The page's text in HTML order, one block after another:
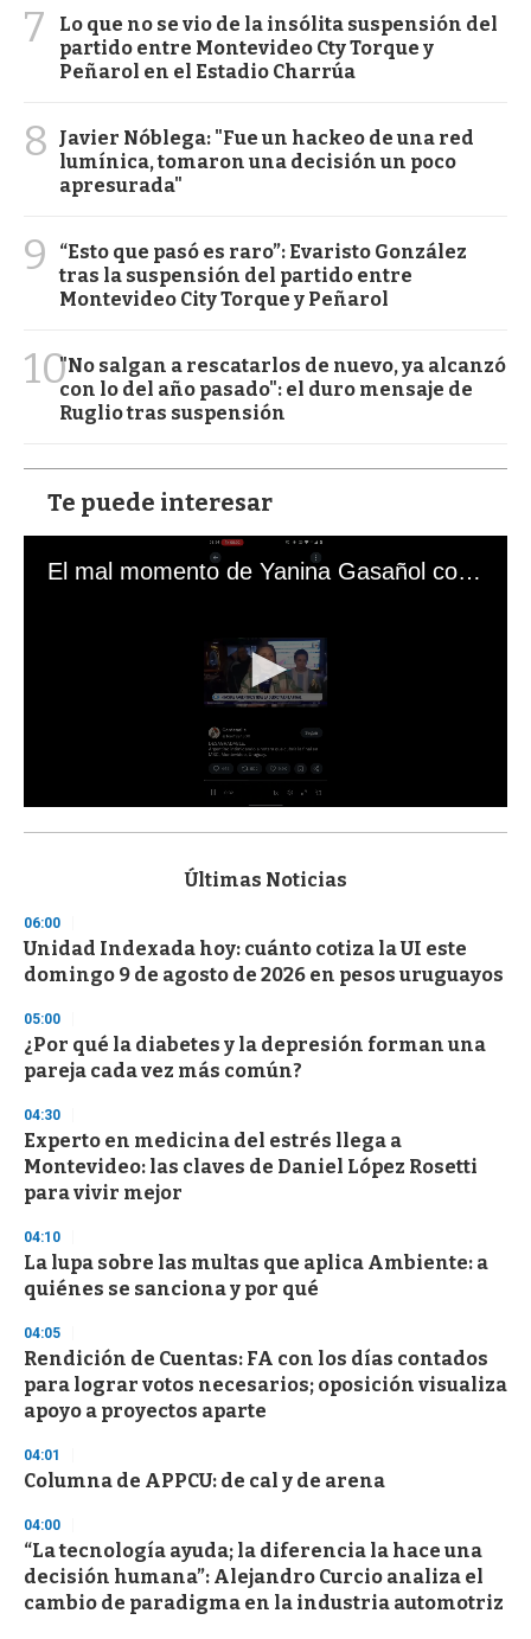
7
Lo que no se vio de la insólita suspensión del
partido entre Montevideo Cty Torque y
Peñarol en el Estadio Charrúa
8
Javier Nóblega: "Fue un hackeo de una red
lumínica, tomaron una decisión un poco
apresurada"
9
“Esto que pasó es raro”: Evaristo González
tras la suspensión del partido entre
Montevideo City Torque y Peñarol
10"No salgan a rescatarlos de nuevo, ya alcanzó
con lo del año pasado": el duro mensaje de
Ruglio tras suspensión
Te puede interesar
El mal momento de Yanina Gasañol con un hincha argentino en "Subrayado"
s
d
s
o
f
3
s
e
c
n
d
s
Últimas Noticias
06:00
Unidad Indexada hoy: cuánto cotiza la UI este
domingo 9 de agosto de 2026 en pesos uruguayos
05:00
¿Por qué la diabetes y la depresión forman una
pareja cada vez más común?
04:30
Experto en medicina del estrés llega a
Montevideo: las claves de Daniel López Rosetti
para vivir mejor
04:10
La lupa sobre las multas que aplica Ambiente: a
quiénes se sanciona y por qué
04:05
Rendición de Cuentas: FA con los días contados
para lograr votos necesarios; oposición visualiza
apoyo a proyectos aparte
04:01
Columna de APPCU: de cal y de arena
04:00
“La tecnología ayuda; la diferencia la hace una
decisión humana”: Alejandro Curcio analiza el
cambio de paradigma en la industria automotriz